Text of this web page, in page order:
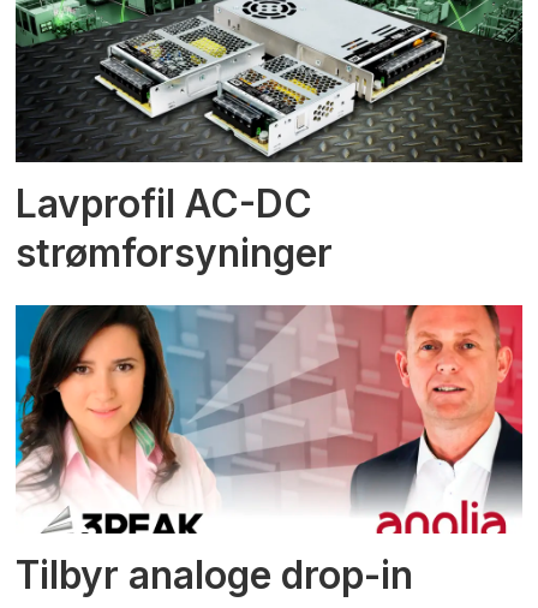
Lavprofil AC-DC
strømforsyninger
Tilbyr analoge drop-in